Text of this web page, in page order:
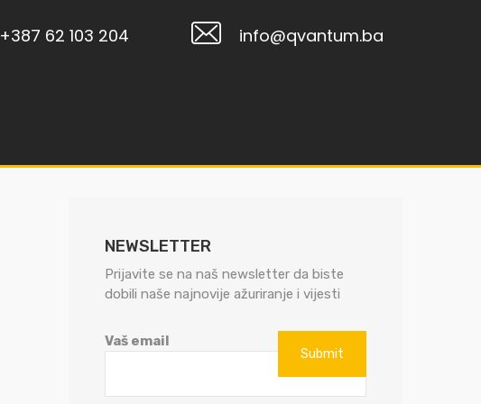
+387 62 103 204 info@qvantum.ba
NEWSLETTER
Prijavite se na naš newsletter da biste
dobili naše najnovije ažuriranje i vijesti
Vaš email